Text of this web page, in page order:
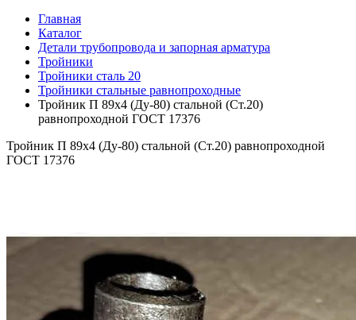
Главная
Каталог
Детали трубопровода и запорная арматура
Тройники
Тройники сталь 20
Тройники стальные равнопроходные
Тройник П 89х4 (Ду-80) стальной (Ст.20)
равнопроходной ГОСТ 17376
Тройник П 89х4 (Ду-80) стальной (Ст.20) равнопроходной
ГОСТ 17376